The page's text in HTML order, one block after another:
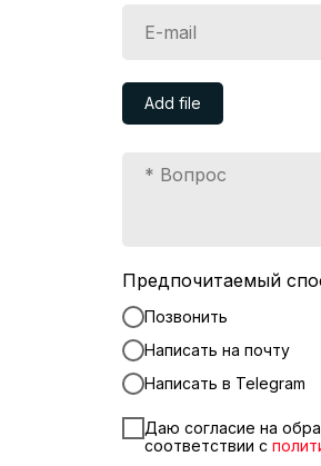
Add file
Предпочитаемый
Позвонить
Написать на почту
Написать в Telegram
Даю согласие на
соответствии с